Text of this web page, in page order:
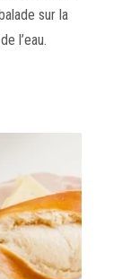
sur la
l’eau.